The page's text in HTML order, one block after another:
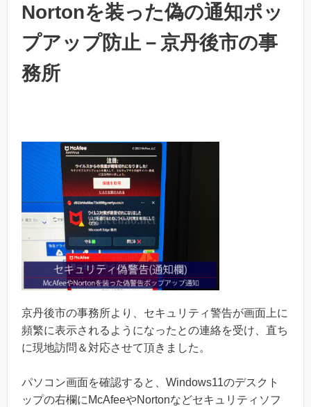
Nortonを装った偽の通知ポッ
プアップ防止－京丹後市の事
務所
京丹後市の事務所より、セキュリティ警告が画面上に
頻繁に表示されるようになったとの連絡を受け、直ち
に現地訪問＆対応させて頂きました。
パソコン画面を確認すると、Windows11のデスクト
ップの右欄にMcAfeeやNortonなどセキュリティソフ